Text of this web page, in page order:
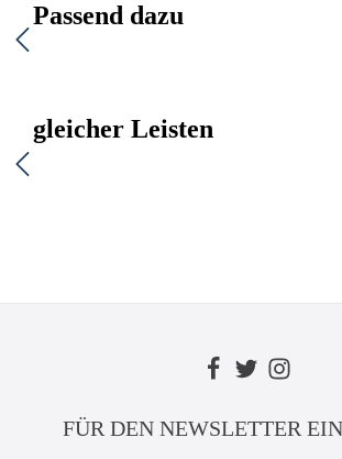
Passend dazu
gleicher Leisten
FÜR DEN NEWSLETTER